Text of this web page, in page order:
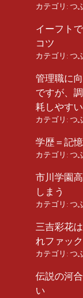
カテゴリ: つ
イーフト
コツ
カテゴリ: つ
管理職に
ですが、
耗しやすい
カテゴリ: つ
学歴＝記
カテゴリ: つ
市川学園
しまう
カテゴリ: つ
三吉彩花
れファッ
カテゴリ: つ
伝説の河
い